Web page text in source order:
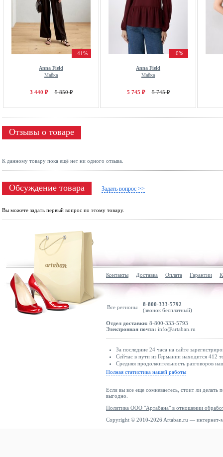
-41%
Anna Field
Майка
3 440 ₽ 5 850 ₽
-0%
Anna Field
Майка
5 745 ₽ 5 745 ₽
Отзывы о товаре
К данному товару пока ещё нет ни одного отзыва.
Обсуждение товара Задать вопрос >>
Вы можете задать первый вопрос по этому товару.
Контакты Доставка Оплата Гарантии
Все регионы
8-800-333-5792
(звонок бесплатный)
Отдел доставки: 8-800-333-5793
Электронная почта: info@artaban.ru
За последние 24 часа на сайте
Сейчас в пути из Германии находится 412
Средняя продолжительность разговоров
Полная статистика нашей работы
Если вы все еще сомневаетесь, стоит ли делать
выгодно.
Политика ООО "Артабана" в отношении
Copyright © 2010-2026 Artaban.ru — интернет-